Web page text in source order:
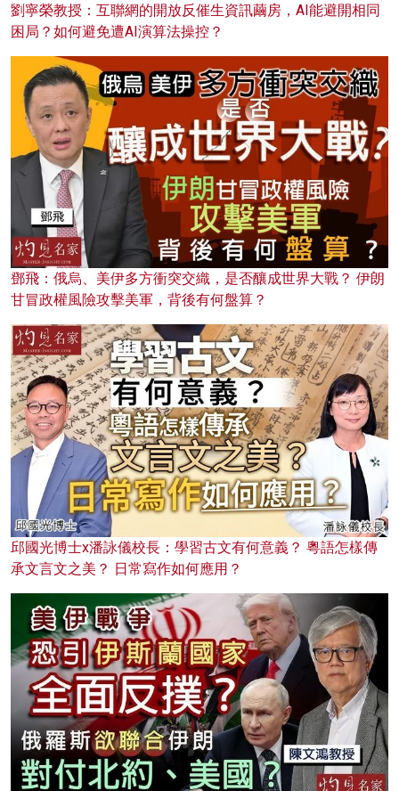
劉寧榮教授：互聯網的開放反催生資訊繭房，AI能避開相同
困局？如何避免遭AI演算法操控？
鄧飛：俄烏、美伊多方衝突交織，是否釀成世界大戰？ 伊朗
甘冒政權風險攻擊美軍，背後有何盤算？
邱國光博士x潘詠儀校長：學習古文有何意義？ 粵語怎樣傳
承文言文之美？ 日常寫作如何應用？